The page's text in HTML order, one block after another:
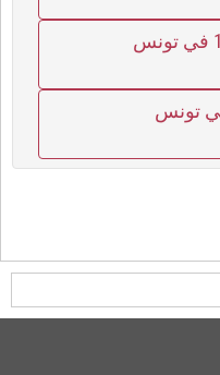
تونس